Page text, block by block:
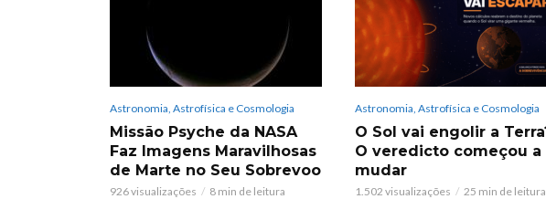
Astronomia, Astrofísica e Cosmologia
Missão Psyche da NASA
Faz Imagens Maravilhosas
de Marte no Seu Sobrevoo
926 visualizações 8 min de leitura
Astronomia, Astrofísica e Cosmologia
O Sol vai engolir a
O veredicto começou a
mudar
1.502 visualizações 25 min de leitura